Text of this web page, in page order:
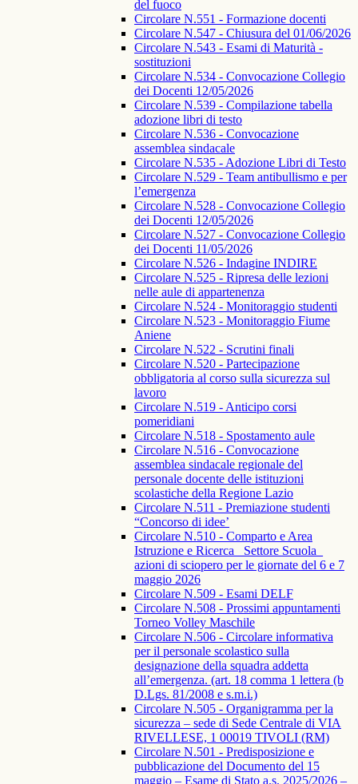
del fuoco
Circolare N.551 - Formazione docenti
Circolare N.547 - Chiusura del 01/06/2026
Circolare N.543 - Esami di Maturità -
sostituzioni
Circolare N.534 - Convocazione Collegio
dei Docenti 12/05/2026
Circolare N.539 - Compilazione tabella
adozione libri di testo
Circolare N.536 - Convocazione
assemblea sindacale
Circolare N.535 - Adozione Libri di Testo
Circolare N.529 - Team antibullismo e per
l’emergenza
Circolare N.528 - Convocazione Collegio
dei Docenti 12/05/2026
Circolare N.527 - Convocazione Collegio
dei Docenti 11/05/2026
Circolare N.526 - Indagine INDIRE
Circolare N.525 - Ripresa delle lezioni
nelle aule di appartenenza
Circolare N.524 - Monitoraggio studenti
Circolare N.523 - Monitoraggio Fiume
Aniene
Circolare N.522 - Scrutini finali
Circolare N.520 - Partecipazione
obbligatoria al corso sulla sicurezza sul
lavoro
Circolare N.519 - Anticipo corsi
pomeridiani
Circolare N.518 - Spostamento aule
Circolare N.516 - Convocazione
assemblea sindacale regionale del
personale docente delle istituzioni
scolastiche della Regione Lazio
Circolare N.511 - Premiazione studenti
“Concorso di idee’
Circolare N.510 - Comparto e Area
Istruzione e Ricerca_ Settore Scuola_
azioni di sciopero per le giornate del 6 e 7
maggio 2026
Circolare N.509 - Esami DELF
Circolare N.508 - Prossimi appuntamenti
Torneo Volley Maschile
Circolare N.506 - Circolare informativa
per il personale scolastico sulla
designazione della squadra addetta
all’emergenza. (art. 18 comma 1 lettera (b
D.Lgs. 81/2008 e s.m.i.)
Circolare N.505 - Organigramma per la
sicurezza – sede di Sede Centrale di VIA
RIVELLESE, 1 00019 TIVOLI (RM)
Circolare N.501 - Predisposizione e
pubblicazione del Documento del 15
maggio – Esame di Stato a.s. 2025/2026 –